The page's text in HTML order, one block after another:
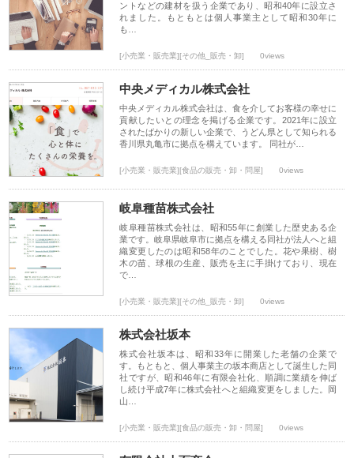
ントなどの建材を扱う企業であり、昭和40年に設立さ
れました。もともとは個人事業主として昭和30年に
も…
[小売業・販売業][その他_販売・卸] 0views
中央メディカル株式会社
中央メディカル株式会社は、食を介してお客様の幸せに
貢献したいとの理念を掲げる企業です。2021年に設立
されたばかりの新しい企業で、うどん県として知られる
香川県丸亀市に拠点を構えています。 同社が…
[小売業・販売業][食品の販売・卸・問屋] 0views
岐阜種苗株式会社
岐阜種苗株式会社は、昭和55年に創業した歴史ある企
業です。岐阜県岐阜市に拠点を構える同社が法人へと組
織変更したのは昭和58年のことでした。花や果樹、樹
木の苗、球根の生産、販売を主に手掛けており、現在
で…
[小売業・販売業][その他_販売・卸] 0views
株式会社坂本
株式会社坂本は、昭和33年に開業した老舗の企業で
す。もともと、個人事業主の坂本商店として誕生した同
社ですが、昭和46年に有限会社化、順調に業績を伸ば
し続け平成7年に株式会社へと組織変更をしました。岡
山…
[小売業・販売業][食品の販売・卸・問屋] 0views